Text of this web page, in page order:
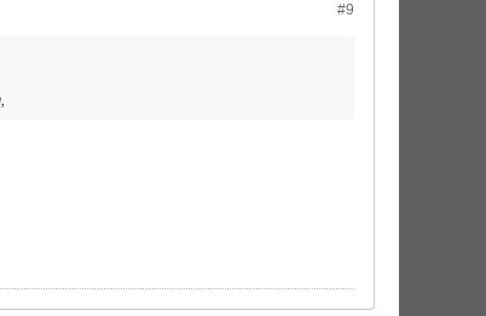
#9